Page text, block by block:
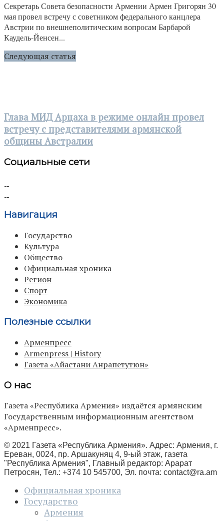
Секретарь Совета безопасности Армении Армен Григорян 30
мая провел встречу с советником федерального канцлера
Австрии по внешнеполитическим вопросам Барбарой
Каудель-Йенсен...
Следующая статья
Глава МИД Арцаха в режиме онлайн провел
встречу с представителями армянской
общины Австралии
Социальные сети
Навигация
Государство
Культура
Общество
Официальная хроника
Регион
Спорт
Экономика
Полезные ссылки
Арменпресс
Armenpress | History
Газета «Айастани Анрапетутюн»
О нас
Газета «Республика Армения» издаётся армянским
Государственным информационным агентством
«Арменпресс».
© 2021 Газета «Республика Армения». Адрес: Армения, г.
Ереван, 0024, пр. Аршакуняц 4, 9-ый этаж, газета
"Республика Армения", Главный редактор: Арарат
Петросян, Тел.: +374 10 545700, Эл. почта: contact@ra.am
Официальная хроника
Государство
Армения